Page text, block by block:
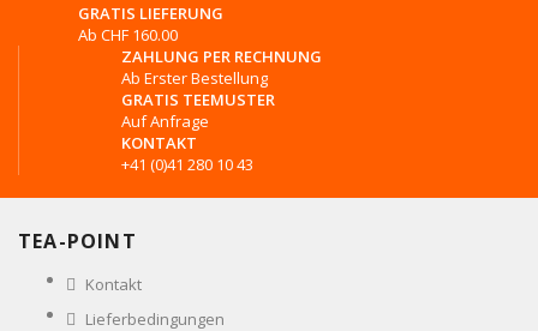
GRATIS LIEFERUNG
Ab CHF 160.00
ZAHLUNG PER RECHNUNG
Ab Erster Bestellung
GRATIS TEEMUSTER
Auf Anfrage
KONTAKT
+41 (0)41 280 10 43
TEA-POINT
Kontakt
Lieferbedingungen